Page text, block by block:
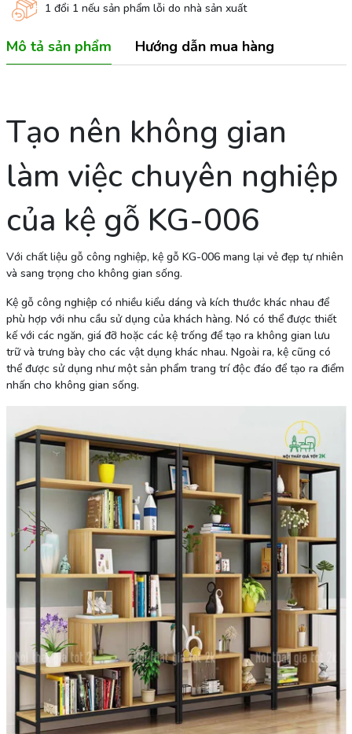
1 đổi 1 nếu sản phẩm lỗi do nhà sản xuất
Mô tả sản phẩm Hướng dẫn mua hàng
Tạo nên không gian
làm việc chuyên nghiệp
của kệ gỗ KG-006
Với chất liệu gỗ công nghiệp, kệ gỗ KG-006 mang lại vẻ đẹp tự nhiên
và sang trọng cho không gian sống.
Kệ gỗ công nghiệp có nhiều kiểu dáng và kích thước khác nhau để
phù hợp với nhu cầu sử dụng của khách hàng. Nó có thể được thiết
kế với các ngăn, giá đỡ hoặc các kệ trống để tạo ra không gian lưu
trữ và trưng bày cho các vật dụng khác nhau. Ngoài ra, kệ cũng có
thể được sử dụng như một sản phẩm trang trí độc đáo để tạo ra điểm
nhấn cho không gian sống.